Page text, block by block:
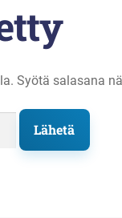
Syötä salasana